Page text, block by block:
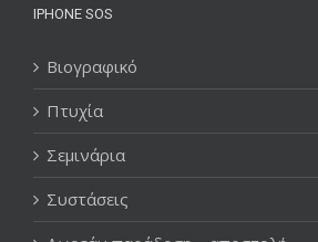
IPHONE SOS
Βιογραφικό
Πτυχία
Σεμινάρια
Συστάσεις